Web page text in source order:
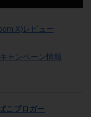
こブロガー